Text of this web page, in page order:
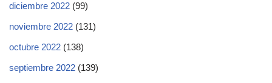
diciembre 2022 (99)
noviembre 2022 (131)
octubre 2022 (138)
septiembre 2022 (139)